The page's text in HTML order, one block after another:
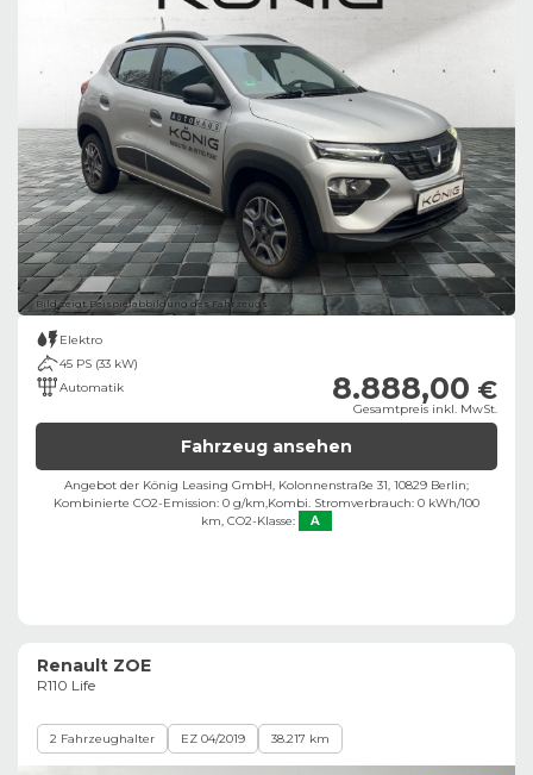
Bild zeigt Beispielabbildung des Fahrzeugs
Elektro
45 PS (33 kW)
Automatik
8.888,00 €
Gesamtpreis inkl. MwSt.
Fahrzeug ansehen
Angebot der König Leasing GmbH, Kolonnenstraße 31, 10829 Berlin;
Kombinierte CO2-Emission: 0 g/km,Kombi. Stromverbrauch: 0 kWh/100
km, CO2-Klasse: A
Renault ZOE
R110 Life
2 Fahrzeughalter EZ 04/2019 38.217 km